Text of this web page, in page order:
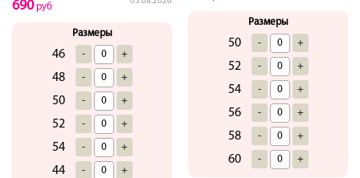
690руб
Размеры
46 - +
48 - +
50 - +
52 - +
54 - +
44 - +
Размеры
50 - +
52 - +
54 - +
56 - +
58 - +
60 - +